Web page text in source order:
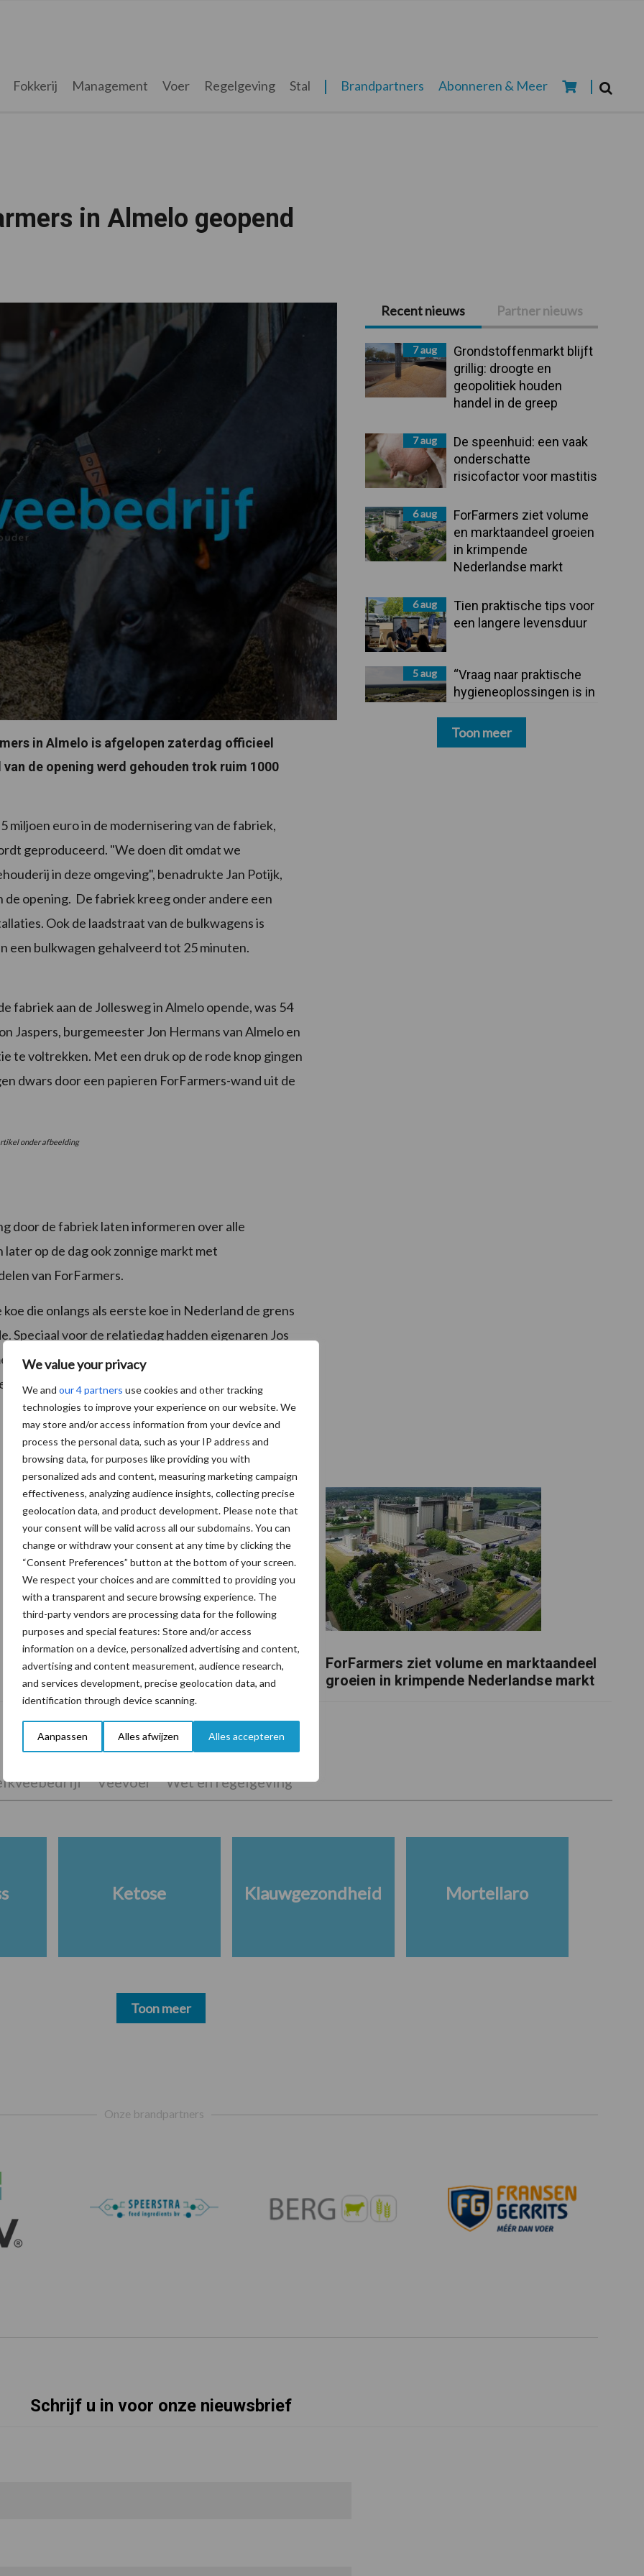
We value your privacy
We and our 4 partners use cookies and other tracking
technologies to improve your experience on our website. We
may store and/or access information from your device and
process the personal data, such as your IP address and
browsing data, for purposes like providing you with
personalized ads and content, measuring marketing campaign
effectiveness, analyzing audience insights, collecting precise
geolocation data, and product development. Please note that
your consent will be valid across all our subdomains. You can
change or withdraw your consent at any time by clicking the
“Consent Preferences” button at the bottom of your screen.
We respect your choices and are committed to providing you
with a transparent and secure browsing experience. The
third-party vendors are processing data for the following
purposes and special features: Store and/or access
information on a device, personalized advertising and content,
advertising and content measurement, audience research,
and services development, precise geolocation data, and
identification through device scanning.
Aanpassen Alles afwijzen Alles accepteren
Fokkerij Management Voer Regelgeving Stal Brandpartners Abonneren & Meer
in Almelo geopend
in Almelo is afgelopen zaterdag officieel
de opening werd gehouden trok ruim 1000
miljoen euro in de modernisering van de fabriek,
geproduceerd. "We doen dit omdat we
in deze omgeving", benadrukte Jan Potijk,
opening. De fabriek kreeg onder andere een
Ook de laadstraat van de bulkwagens is
een bulkwagen gehalveerd tot 25 minuten.
fabriek aan de Jollesweg in Almelo opende, was 54
Jaspers, burgemeester Jon Hermans van Almelo en
te voltrekken. Met een druk op de rode knop gingen
dwars door een papieren ForFarmers-wand uit de
onder afbeelding
door de fabriek laten informeren over alle
op de dag ook zonnige markt met
van ForFarmers.
die onlangs als eerste koe in Nederland de grens
Speciaal voor de relatiedag hadden eigenaren Jos
gebracht. Uiteraard werd de familie Knoef nog
Jan Potijk.
Primaire
Sidebar
Recent nieuws Partner nieuws
7 aug
Grondstoffenmarkt blijft
grillig: droogte en
geopolitiek houden
handel in de greep
7 aug
De speenhuid: een vaak
onderschatte
risicofactor voor mastitis
6 aug
ForFarmers ziet volume
en marktaandeel groeien
in krimpende
Nederlandse markt
6 aug
Tien praktische tips voor
een langere levensduur
5 aug
“Vraag naar praktische
hygieneoplossingen is in
Toon meer
De speenhuid: een vaak onderschatte
risicofactor voor mastitis
ForFarmers ziet volume en marktaandeel
groeien in krimpende Nederlandse markt
Veevoer Wet en regelgeving
Ketose Klauwgezondheid Mortellaro
Toon meer
Onze brandpartners
Schrijf u in voor onze nieuwsbrief